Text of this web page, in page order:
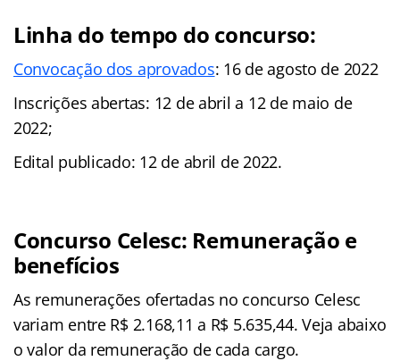
Linha do tempo do concurso:
Convocação dos aprovados: 16 de agosto de 2022
Inscrições abertas: 12 de abril a 12 de maio de
2022;
Edital publicado: 12 de abril de 2022.
Concurso Celesc: Remuneração e
benefícios
As remunerações ofertadas no concurso Celesc
variam entre R$ 2.168,11 a R$ 5.635,44. Veja abaixo
o valor da remuneração de cada cargo.